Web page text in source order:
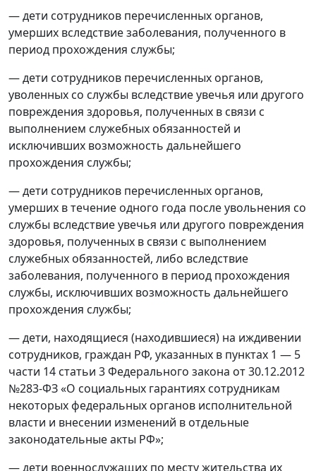
— дети сотрудников перечисленных органов,
умерших вследствие заболевания, полученного в
период прохождения службы;
— дети сотрудников перечисленных органов,
уволенных со службы вследствие увечья или другого
повреждения здоровья, полученных в связи с
выполнением служебных обязанностей и
исключивших возможность дальнейшего
прохождения службы;
— дети сотрудников перечисленных органов,
умерших в течение одного года после увольнения со
службы вследствие увечья или другого повреждения
здоровья, полученных в связи с выполнением
служебных обязанностей, либо вследствие
заболевания, полученного в период прохождения
службы, исключивших возможность дальнейшего
прохождения службы;
— дети, находящиеся (находившиеся) на иждивении
сотрудников, граждан РФ, указанных в пунктах 1 — 5
части 14 статьи 3 Федерального закона от 30.12.2012
№283‑ФЗ «О социальных гарантиях сотрудникам
некоторых федеральных органов исполнительной
власти и внесении изменений в отдельные
законодательные акты РФ»;
— дети военнослужащих по месту жительства их